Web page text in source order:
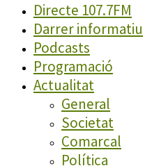
Directe 107.7FM
Darrer informatiu
Podcasts
Programació
Actualitat
General
Societat
Comarcal
Política